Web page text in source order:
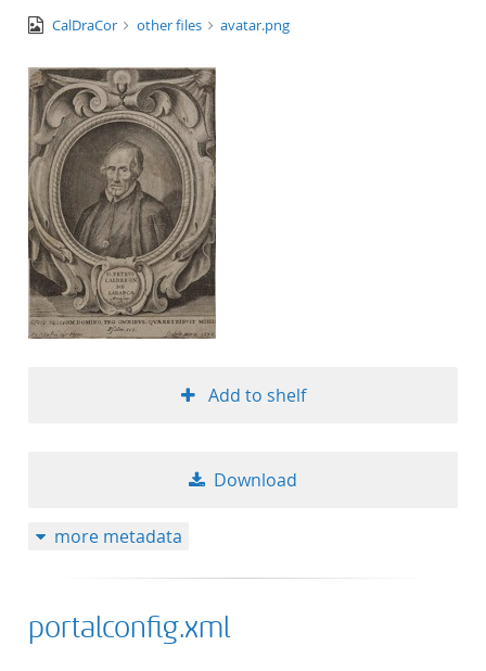
image/png
CalDraCor other files avatar.png
Add to shelf
Download
more metadata
portalconfig.xml